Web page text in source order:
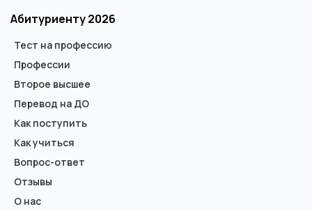
Абитуриенту 2026
Тест на профессию
Профессии
Второе высшее
Перевод на ДО
Как поступить
Как учиться
Вопрос-ответ
Отзывы
О нас